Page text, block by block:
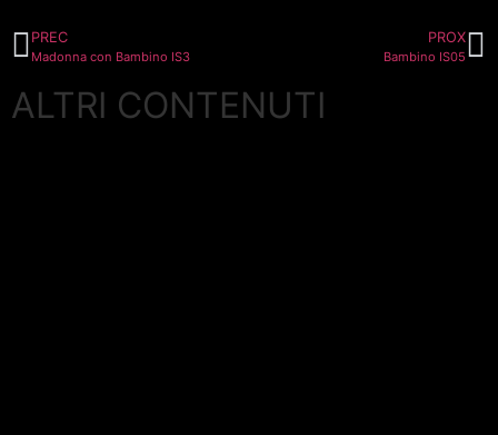
PREC
Madonna con Bambino IS3
PROX
Bambino IS05
ALTRI CONTENUTI